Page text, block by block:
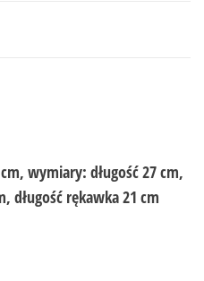
wymiary: długość 27 cm,
długość rękawka 21 cm